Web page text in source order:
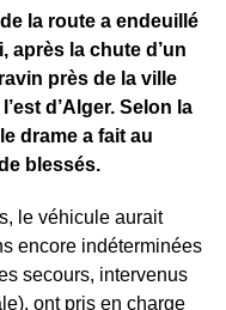
la route a endeuillé
après la chute d’un
près de la ville
d’Alger. Selon la
drame a fait au
blessés.
le véhicule aurait
encore indéterminées
secours, intervenus
ont pris en charge